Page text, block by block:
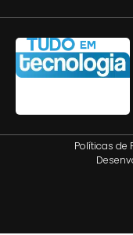
Políticas de